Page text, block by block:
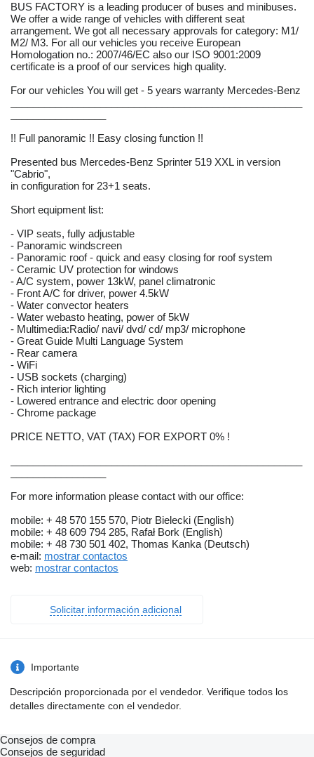
BUS FACTORY is a leading producer of buses and minibuses.
We offer a wide range of vehicles with different seat
arrangement. We got all necessary approvals for category: M1/
M2/ M3. For all our vehicles you receive European
Homologation no.: 2007/46/EC also our ISO 9001:2009
certificate is a proof of our services high quality.
For our vehicles You will get - 5 years warranty Mercedes-Benz
!! Full panoramic !! Easy closing function !!
Presented bus Mercedes-Benz Sprinter 519 XXL in version
"Cabrio",
in configuration for 23+1 seats.
Short equipment list:
- VIP seats, fully adjustable
- Panoramic windscreen
- Panoramic roof - quick and easy closing for roof system
- Ceramic UV protection for windows
- A/C system, power 13kW, panel climatronic
- Front A/C for driver, power 4.5kW
- Water convector heaters
- Water webasto heating, power of 5kW
- Multimedia:Radio/ navi/ dvd/ cd/ mp3/ microphone
- Great Guide Multi Language System
- Rear camera
- WiFi
- USB sockets (charging)
- Rich interior lighting
- Lowered entrance and electric door opening
- Chrome package
PRICE NETTO, VAT (TAX) FOR EXPORT 0% !
For more information please contact with our office:
mobile: + 48 570 155 570, Piotr Bielecki (English)
mobile: + 48 609 794 285, Rafał Bork (English)
mobile: + 48 730 501 402, Thomas Kanka (Deutsch)
e-mail: mostrar contactos
web: mostrar contactos
Solicitar información adicional
Importante
Descripción proporcionada por el vendedor. Verifique todos los
detalles directamente con el vendedor.
Consejos de compra
Consejos de seguridad